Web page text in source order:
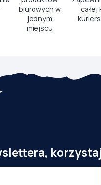
biurowych w
jednym
miejscu
całej